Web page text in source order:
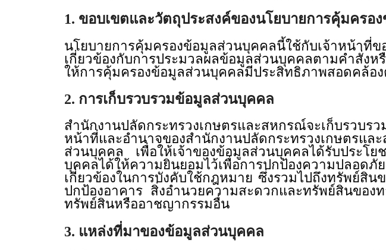
1. ขอบเขตและวัตถุประสงค์ของนโยบายการคุ้มครอ
นโยบายการคุ้มครองข้อมูลส่วนบุคคลนี้ใช้กับเจ้าหน้าที่
เกี่ยวข้องกับการประมวลผลข้อมูลส่วนบุคคลตามคำสั่ง
ให้การคุ้มครองข้อมูลส่วนบุคคลมีประสิทธิภาพสอดค
2. การเก็บรวบรวมข้อมูลส่วนบุคคล
สำนักงานปลัดกระทรวงเกษตรและสหกรณ์จะเก็บรวบ
หน้าที่และอำนาจของสำนักงานปลัดกระทรวงเกษตรแ
ส่วนบุคคล เพื่อให้เจ้าของข้อมูลส่วนบุคคลได้รับประโย
บุคคลได้ให้ความยินยอมไว้เพื่อการปกป้องความปลอด
เกี่ยวข้องในการบังคับใช้กฎหมาย ซึ่งรวมไปถึงทรัพย์สิ
ปกป้องอาคาร สิ่งอำนวยความสะดวกและทรัพย์สินของ
ทรัพย์สินหรืออาชญากรรมอื่น
3. แหล่งที่มาของข้อมูลส่วนบุคคล